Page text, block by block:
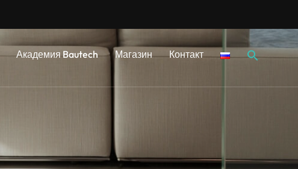
Академия Bautech Магазин Контакт
for: